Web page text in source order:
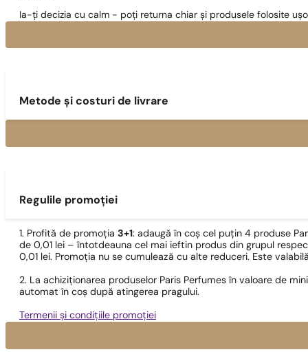
Ia-ți decizia cu calm - poți returna chiar și produsele folosite
Metode și costuri de livrare
Regulile promoției
1. Profită de promoția 3+1: adaugă în coș cel puțin 4 produse
de 0,01 lei – întotdeauna cel mai ieftin produs din grupul
0,01 lei. Promoția nu se cumulează cu alte reduceri. Este
2. La achiziționarea produselor Paris Perfumes în valoare de
automat în coș după atingerea pragului.
Termenii și condițiile promoției